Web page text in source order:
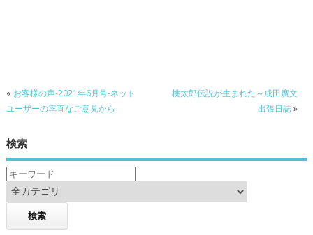
« お客様の声-2021年6月号-ネット
ユーザーの率直なご意見から
桃太郎伝説が生まれた～成田廣文
出張日誌»
検索